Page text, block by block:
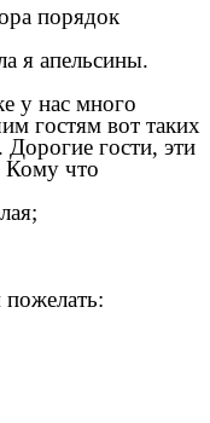
порядок
я апельсины.
у нас много
гостям вот таких
Дорогие гости, эти
Кому что